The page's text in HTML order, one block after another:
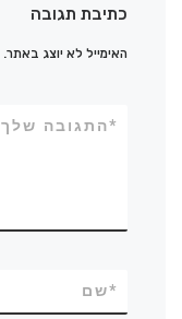
כתיבת תגובה
האימייל לא יוצג באתר.
התגובה שלך*
שם*